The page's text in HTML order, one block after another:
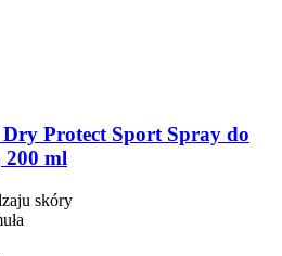
Protect Sport Spray do
200 ml
skóry